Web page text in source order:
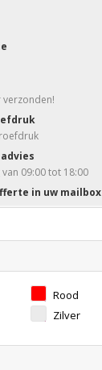
09:00 tot 18:00
in uw mailbox
Rood
Zilver